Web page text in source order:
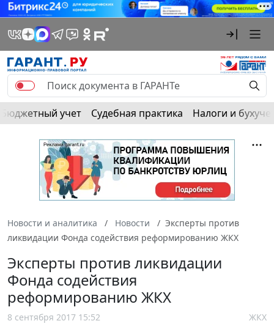
Бюджетный учет Судебная практика Налоги и
Новости и аналитика Новости
Эксперты против
ликвидации Фонда содействия реформированию ЖКХ
Эксперты против ликвидации
Фонда содействия
реформированию ЖКХ
8 сентября 2017 15:52 ЖКХ